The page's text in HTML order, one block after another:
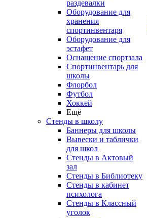
раздевалки
Оборудование для
хранения
спортинвентаря
Оборудование для
эстафет
Оснащение спортзала
Спортинвентарь для
школы
Флорбол
Футбол
Хоккей
Ещё
Стенды в школу
Баннеры для школы
Вывески и таблички
для школ
Стенды в Актовый
зал
Стенды в Библиотеку
Стенды в кабинет
психолога
Стенды в Классный
уголок